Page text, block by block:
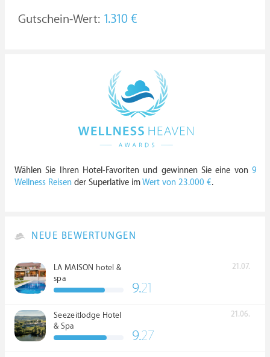
Gutschein-Wert: 1.310 €
Wählen Sie Ihren Hotel-Favoriten und gewinnen Sie eine von 9
Wellness Reisen der Superlative imWert von 23.000 €.
NEUE BEWERTUNGEN
LA MAISON hotel &
spa
21.07.
9.21
Seezeitlodge Hotel
& Spa
21.06.
9.27